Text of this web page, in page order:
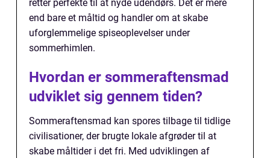
retter perfekte til at nyde udendørs. Det er mere
end bare et måltid og handler om at skabe
uforglemmelige spiseoplevelser under
sommerhimlen.
Hvordan er sommeraftensmad
udviklet sig gennem tiden?
Sommeraftensmad kan spores tilbage til tidlige
civilisationer, der brugte lokale afgrøder til at
skabe måltider i det fri. Med udviklingen af